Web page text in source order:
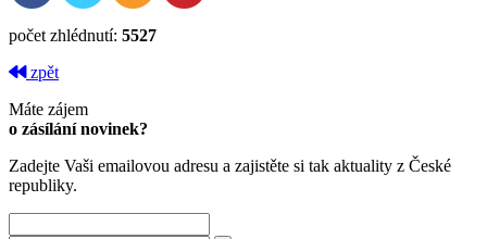
počet zhlédnutí: 5527
zpět
Máte zájem
o zásílání novinek?
Zadejte Vaši emailovou adresu a zajistěte si tak aktuality z České
republiky.